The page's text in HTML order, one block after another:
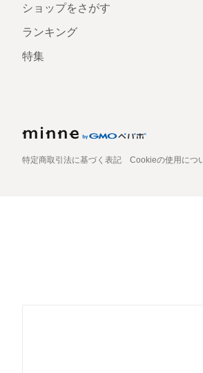
ショップをさがす
ランキング
特集
特定商取引法に基づく表記 Cookieの使用につ